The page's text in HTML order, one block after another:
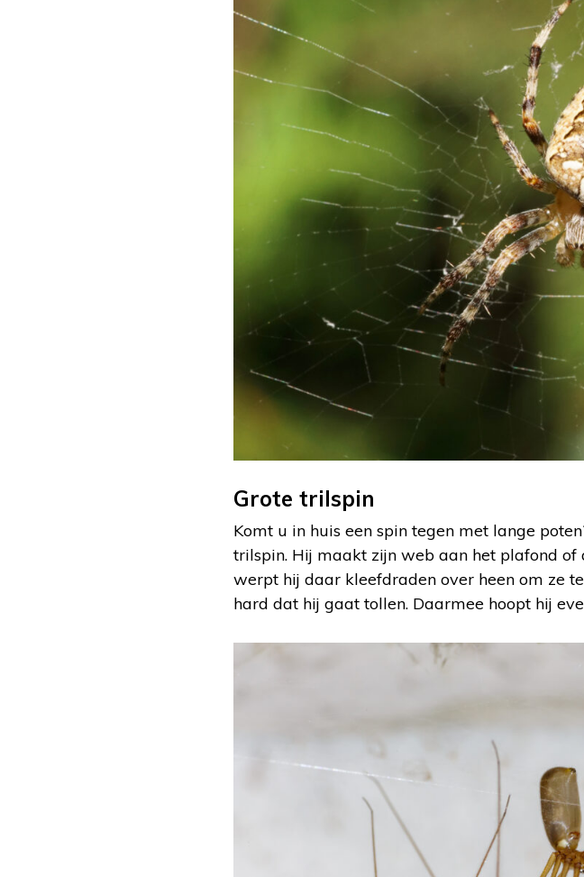
Grote trilspin
Komt u in huis een spin tegen met lange
trilspin. Hij maakt zijn web aan het plafond of
werpt hij daar kleefdraden over heen om ze
hard dat hij gaat tollen. Daarmee hoopt hij